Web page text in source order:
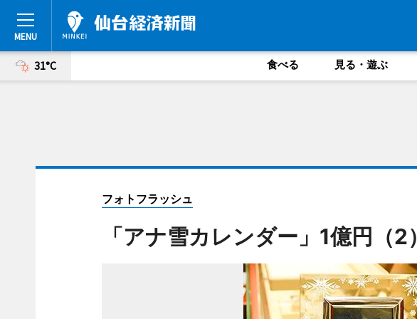
31°C 食べる 見る・遊ぶ
フォトフラッシュ
「アナ雪カレンダー」1億円（2）